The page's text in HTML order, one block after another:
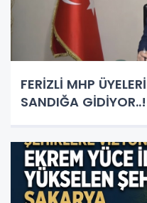
FERİZLİ MHP
SANDIĞA GİDİYOR..!